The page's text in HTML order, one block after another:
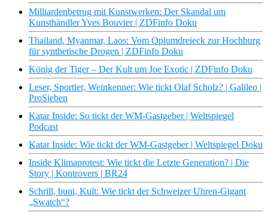
Milliardenbetrug mit Kunstwerken: Der Skandal um
Kunsthändler Yves Bouvier | ZDFinfo Doku
Thailand, Myanmar, Laos: Vom Opiumdreieck zur Hochburg
für synthetische Drogen | ZDFinfo Doku
König der Tiger – Der Kult um Joe Exotic | ZDFinfo Doku
Leser, Sportler, Weinkenner: Wie tickt Olaf Scholz? | Galileo |
ProSieben
Katar Inside: So tickt der WM-Gastgeber | Weltspiegel
Podcast
Katar Inside: Wie tickt der WM-Gastgeber | Weltspiegel Doku
Inside Klimaprotest: Wie tickt die Letzte Generation? | Die
Story | Kontrovers | BR24
Schrill, bunt, Kult: Wie tickt der Schweizer Uhren-Gigant
„Swatch“?